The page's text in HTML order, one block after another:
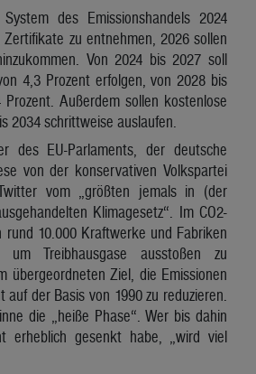
des Emissionshandels 2024
zu entnehmen, 2026 sollen
Von 2024 bis 2027 soll
4,3 Prozent erfolgen, von 2028 bis
Außerdem sollen kostenlose
2034 schrittweise auslaufen.
des EU-Parlaments, der deutsche
von der konservativen Volkspartei
vom „größten jemals in (der
Klimagesetz“. Im CO2-
rund 10.000 Kraftwerke und Fabriken
um Treibhausgase ausstoßen zu
übergeordneten Ziel, die Emissionen
auf der Basis von 1990 zu reduzieren.
die „heiße Phase“. Wer bis dahin
erheblich gesenkt habe, „wird viel